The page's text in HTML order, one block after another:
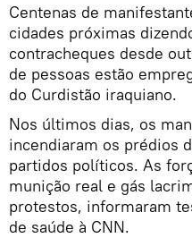
Centenas de
cidades próximas
contracheques desde
de pessoas estão
do Curdistão iraquiano.
Nos últimos dias, os
incendiaram os prédios
partidos políticos. As
munição real e gás
protestos, informaram
de saúde à CNN.